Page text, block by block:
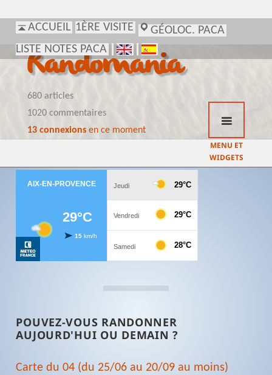
ACCUEIL 1ÈRE VISITE
GÉOLOC. PACA
LISTE NOTES PACA
Randomania
680 articles
1020 commentaires
13 connexionsen ce moment
MENU ET
WIDGETS
POUVEZ-VOUS RANDONNER
AUJOURD'HUI OU DEMAIN ?
Carte du 04 (du 25/06 au 20/09 au moins)